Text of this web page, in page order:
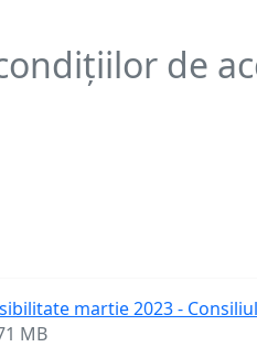
de
martie 2023 -
MB